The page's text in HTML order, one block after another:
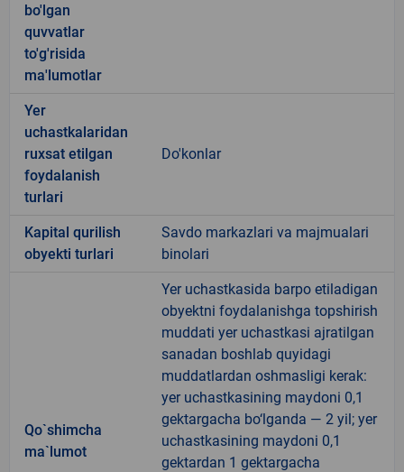
bo'lgan
quvvatlar
to'g'risida
ma'lumotlar
Yer
uchastkalaridan
ruxsat etilgan
foydalanish
turlari
Do'konlar
Kapital qurilish
obyekti turlari
Savdo markazlari va majmualari
binolari
Qo`shimcha
ma`lumot
Yer uchastkasida barpo etiladigan
obyektni foydalanishga topshirish
muddati yer uchastkasi ajratilgan
sanadan boshlab quyidagi
muddatlardan oshmasligi kerak:
yer uchastkasining maydoni 0,1
gektargacha bo‘lganda — 2 yil; yer
uchastkasining maydoni 0,1
gektardan 1 gektargacha